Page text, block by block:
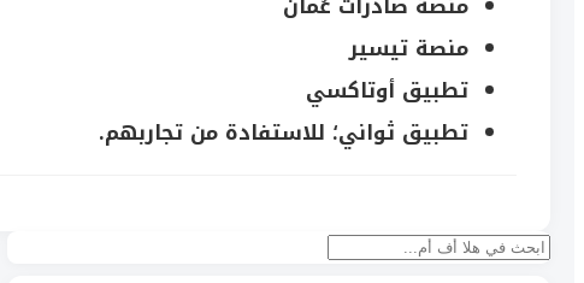
منصة تيسير
تطبيق أوتاكسي
تطبيق ثواني؛ للاستفادة من تجاربهم.
بحث